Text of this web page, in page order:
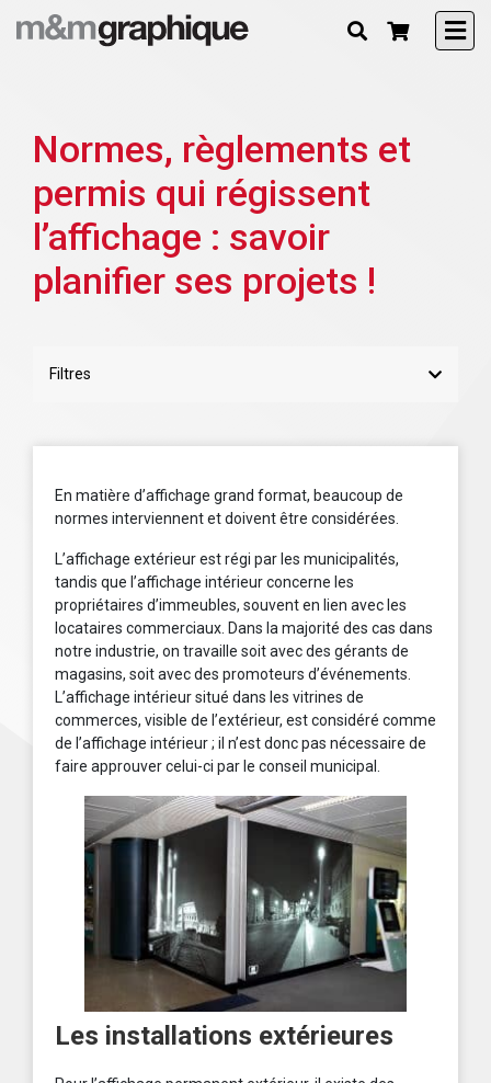
Normes, règlements et
permis qui régissent
l’affichage : savoir
planifier ses projets !
Filtres
En matière d’affichage grand format, beaucoup de
normes interviennent et doivent être considérées.
L’affichage extérieur est régi par les municipalités,
tandis que l’affichage intérieur concerne les
propriétaires d’immeubles, souvent en lien avec les
locataires commerciaux. Dans la majorité des cas dans
notre industrie, on travaille soit avec des gérants de
magasins, soit avec des promoteurs d’événements.
L’affichage intérieur situé dans les vitrines de
commerces, visible de l’extérieur, est considéré comme
de l’affichage intérieur ; il n’est donc pas nécessaire de
faire approuver celui-ci par le conseil municipal.
Les installations extérieures